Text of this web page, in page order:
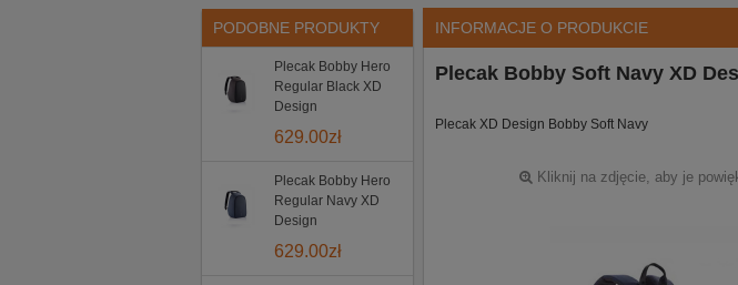
PODOBNE PRODUKTY
Plecak Bobby Hero
Regular Black XD
Design
629.00zł
Plecak Bobby Hero
Regular Navy XD
Design
629.00zł
INFORMACJE O PRODUKCIE
Plecak Bobby Soft Navy XD
Plecak XD Design Bobby Soft Navy
Kliknij na zdjęcie, aby je